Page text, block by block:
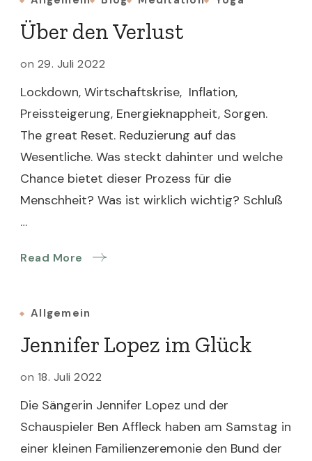
Über den Verlust
on 29. Juli 2022
Lockdown, Wirtschaftskrise, Inflation,
Preissteigerung, Energieknappheit, Sorgen.
The great Reset. Reduzierung auf das
Wesentliche. Was steckt dahinter und welche
Chance bietet dieser Prozess für die
Menschheit? Was ist wirklich wichtig? Schluß
…
Read More
Allgemein
Jennifer Lopez im Glück
on 18. Juli 2022
Die Sängerin Jennifer Lopez und der
Schauspieler Ben Affleck haben am Samstag in
einer kleinen Familienzeremonie den Bund der